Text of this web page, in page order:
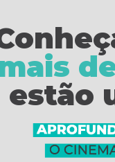
estão